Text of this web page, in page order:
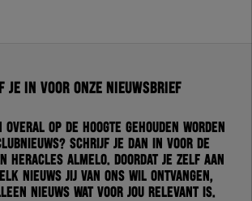
je in voor onze nieuwsbrief
op de hoogte gehouden worden
Schrijf je dan in voor de
Heracles Almelo. Doordat je zelf aan
nieuws jij van ons wil ontvangen,
nieuws wat voor jou relevant is.